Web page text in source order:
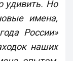
удивить. Но
имена,
России»
наших